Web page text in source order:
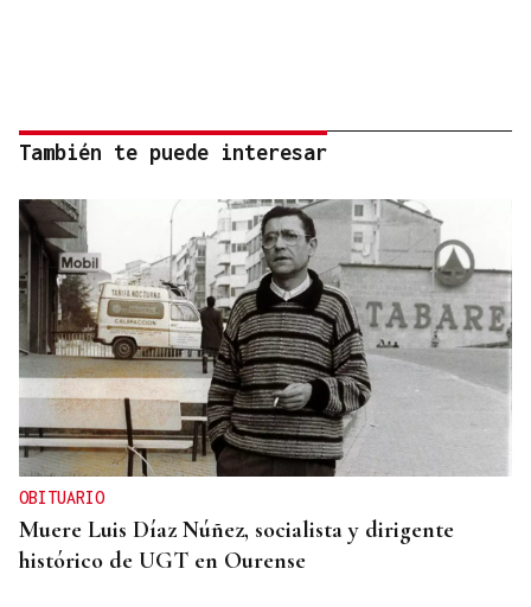
También te puede interesar
OBITUARIO
Muere Luis Díaz Núñez, socialista y dirigente
histórico de UGT en Ourense